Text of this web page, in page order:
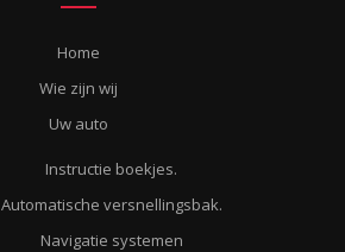
Home
Wie zijn wij
Uw auto
Instructie boekjes.
Automatische versnellingsbak.
Navigatie systemen